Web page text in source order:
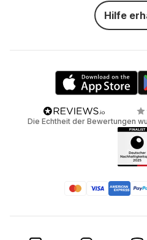
Hilfe
Die Echtheit der Bewertungen